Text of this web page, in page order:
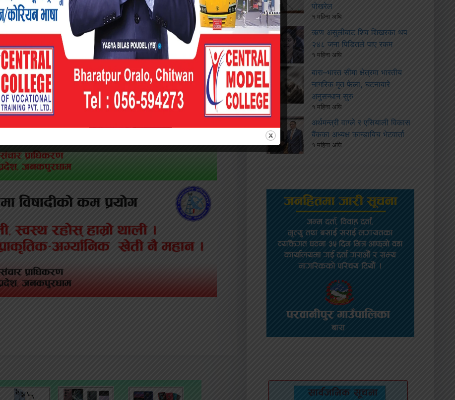
पोखरेल
१ महिना अघि
ऋण असुलीबाट शिव शिखरका थप
२४८ जना पिडितले पाए रकम
१ महिना अघि
बारा–भारत सीमा क्षेत्रमा भारतीय
नागरिक मृत फेला, घटनाबारे
अनुसन्धान सुरु
१ महिना अघि
अर्थमन्त्री वाग्ले र एसियाली विकास
बैंकका अध्यक्ष कान्डाबिच भेटवार्ता
१ महिना अघि